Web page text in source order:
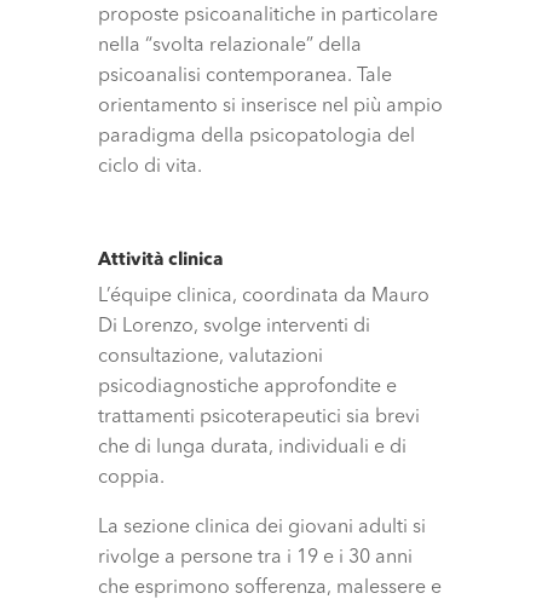
proposte psicoanalitiche in particolare
nella “svolta relazionale” della
psicoanalisi contemporanea. Tale
orientamento si inserisce nel più ampio
paradigma della psicopatologia del
ciclo di vita.
Attività clinica
L’équipe clinica, coordinata da Mauro
Di Lorenzo, svolge interventi di
consultazione, valutazioni
psicodiagnostiche approfondite e
trattamenti psicoterapeutici sia brevi
che di lunga durata, individuali e di
coppia.
La sezione clinica dei giovani adulti si
rivolge a persone tra i 19 e i 30 anni
che esprimono sofferenza, malessere e